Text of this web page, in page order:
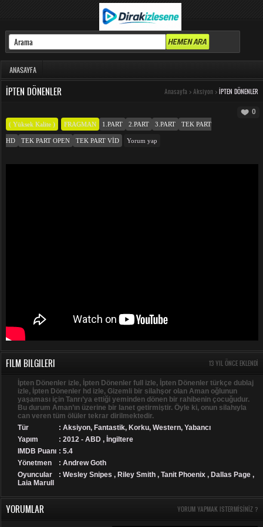
ANASAYFA
İPTEN DÖNENLER Anasayfa > Aksiyon > İPTEN DÖNENLER
0
( Yüksek Kalite ) FRAGMAN 1.PART 2.PART 3.PART TEK PART
HD TEK PART OPEN TEK PART VID Yorum yap
FILM BILGILERI 13 YIL ÖNCE EKLENDI
İpten Dönenler izle, İpten Dönenler full izle, İpten Dönenler türkçe dublaj
izle, İpten Dönenler hd izle, Gizemli bir silahşor olan Aman oğlunun
yaşaması için Tanrı’ya ettiği yeminden dönen bir rahibenin çocuğudur.
Bu durum Aman’ın üzerine bir lanet getirmiştir. Öyle ki, onun silahıyla
can veren tüm ölüler tekrar dirilmektedir.
Tür
: Aksiyon, Fantastik, Korku, Western, Yabancı
Yapım
: 2012 - ABD , İngiltere
IMDB Puanı : 5.4
Yönetmen
: Andrew Goth
Oyuncular
: Wesley Snipes , Riley Smith , Tanit Phoenix , Dallas Page ,
Laia Marull
YORUMLAR YORUM YAPMAK ISTERMISINIZ ?